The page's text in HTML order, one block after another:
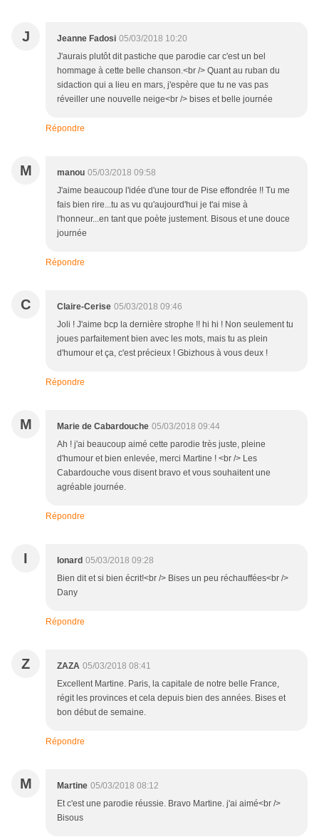
J Jeanne Fadosi 05/03/2018 10:20
J'aurais plutôt dit pastiche que parodie car c'est un bel
hommage à cette belle chanson.<br /> Quant au ruban du
sidaction qui a lieu en mars, j'espère que tu ne vas pas
réveiller une nouvelle neige<br /> bises et belle journée
Répondre
M manou 05/03/2018 09:58
J'aime beaucoup l'idée d'une tour de Pise effondrée !! Tu me
fais bien rire...tu as vu qu'aujourd'hui je t'ai mise à
l'honneur...en tant que poète justement. Bisous et une douce
journée
Répondre
C Claire-Cerise 05/03/2018 09:46
Joli ! J'aime bcp la dernière strophe !! hi hi ! Non seulement tu
joues parfaitement bien avec les mots, mais tu as plein
d'humour et ça, c'est précieux ! Gbizhous à vous deux !
Répondre
M Marie de Cabardouche 05/03/2018 09:44
Ah ! j'ai beaucoup aimé cette parodie très juste, pleine
d'humour et bien enlevée, merci Martine ! <br /> Les
Cabardouche vous disent bravo et vous souhaitent une
agréable journée.
Répondre
I Ionard 05/03/2018 09:28
Bien dit et si bien écrit!<br /> Bises un peu réchauffées<br />
Dany
Répondre
Z ZAZA 05/03/2018 08:41
Excellent Martine. Paris, la capitale de notre belle France,
régit les provinces et cela depuis bien des années. Bises et
bon début de semaine.
Répondre
M Martine 05/03/2018 08:12
Et c'est une parodie réussie. Bravo Martine. j'ai aimé<br />
Bisous